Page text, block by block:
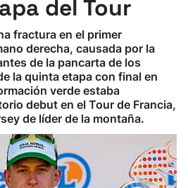
del Tour
fractura en el primer
derecha, causada por la
de la pancarta de los
la quinta etapa con final en
verde estaba
debut en el Tour de Francia,
de líder de la montaña.